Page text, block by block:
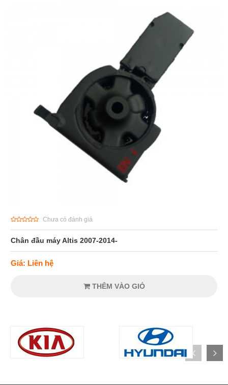
Chưa có đánh giá
Chân đầu máy Altis 2007-2014-
Giá: Liên hệ
THÊM VÀO GIỎ